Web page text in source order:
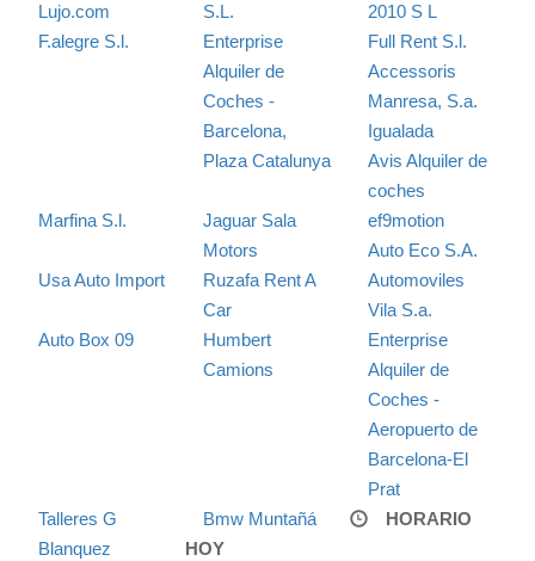
Lujo.com
S.L.
2010 S L
F.alegre S.l.
Enterprise
Alquiler de
Coches -
Barcelona,
Plaza Catalunya
Full Rent S.l.
Accessoris
Manresa, S.a.
Igualada
Avis Alquiler de
coches
Marfina S.l.
Jaguar Sala
Motors
ef9motion
Auto Eco S.A.
Usa Auto Import
Ruzafa Rent A
Car
Automoviles
Vila S.a.
Auto Box 09
Humbert
Camions
Enterprise
Alquiler de
Coches -
Aeropuerto de
Barcelona-El
Prat
Talleres G
Blanquez
Bmw Muntañá
HORARIO
HOY